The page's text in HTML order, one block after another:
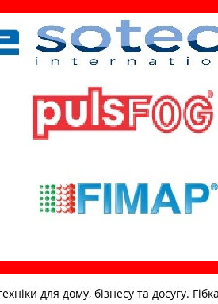
для дому, бізнесу та досугу.